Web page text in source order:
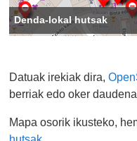
Denda-lokal hutsak
Datuak irekiak dira,
berriak edo oker
Mapa osorik ikusteko,